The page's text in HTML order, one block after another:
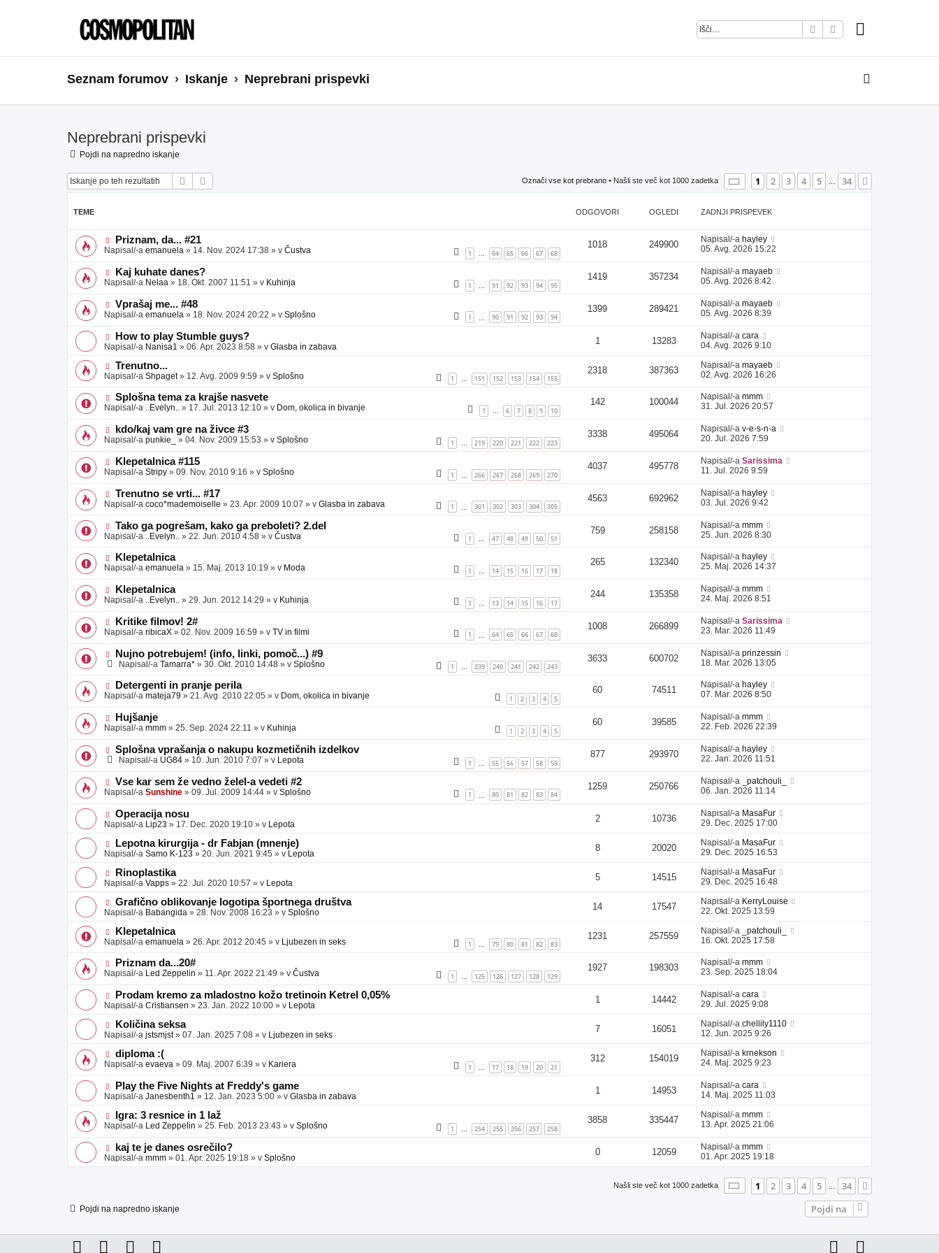
IskanjeNapredno iskanje
Seznam forumov Iskanje Neprebrani prispevki
Neprebrani prispevki
Pojdi na napredno iskanje
Iskanje Označi vse kot prebrano • Našli ste več kot 1000 zadetka Stran 1od34
1 2 3 4 5 34
TEME ODGOVORI OGLEDI ZADNJI PRISPEVEK
N
o
e
o
b
j
a
v
e
Priznam, da... #21
Napisal/-a emanuela » 14. Nov. 2024 17:38 » v Čustva 1 64 65 66 67 68
1018 249900 Napisal/-a hayley
05. Avg. 2026 15:22
N
o
e
b
j
a
v
e
Kaj kuhate danes?
Napisal/-a Nelaa » 18. Okt. 2007 11:51 » v Kuhinja 1 91 92 93 94 95
1419 357234 Napisal/-a mayaeb
05. Avg. 2026 8:42
N
o
v
e
o
b
v
e
Vprašaj me... #48
Napisal/-a emanuela » 18. Nov. 2024 20:22 » v Splošno 1 90 91 92 93 94
1399 289421 Napisal/-a mayaeb
05. Avg. 2026 8:39
N
o
v
e
o
b
a
v
e
How to play Stumble guys?
Napisal/-a Nanisa1 » 06. Apr. 2023 8:58 » v Glasba in zabava
1 13283 Napisal/-a cara
04. Avg. 2026 9:10
N
o
v
e
o
b
j
a
v
e
Trenutno...
Napisal/-a Shpaget» 12. Avg. 2009 9:59 » v Splošno 1 … 151 152 153 154 155
2318 387363 Napisal/-a mayaeb
02. Avg. 2026 16:26
N
o
e
o
b
j
a
v
e
Splošna tema za krajše nasvete
Napisal/-a ..Evelyn.. » 17. Jul. 2013 12:10 » v Dom, okolica in bivanje 1 … 6 7 8 9 10
142 100044 Napisal/-a mmm
31. Jul. 2026 20:57
N
o
e
o
b
j
v
e
kdo/kaj vam gre na živce #3
Napisal/-a punkie_ » 04. Nov. 2009 15:53 » v Splošno 1 219 220 221 222 223
3338 495064 Napisal/-a v-e-s-n-a
20. Jul. 2026 7:59
N
o
e
b
j
v
e
Klepetalnica #115
Napisal/-a Stripy » 09. Nov. 2010 9:16 » v Splošno 1 266 267 268 269 270
4037 495778 Napisal/-a Sarissima
11. Jul. 2026 9:59
N
o
v
e
b
j
a
v
e
Trenutno se vrti... #17
Napisal/-a coco*mademoiselle » 23. Apr. 2009 10:07 » v Glasba in zabava 1 301 302 303 304 305
4563 692962 Napisal/-a hayley
03. Jul. 2026 9:42
N
o
v
e
o
b
j
a
v
e
Tako ga pogrešam, kako ga preboleti? 2.del
Napisal/-a ..Evelyn.. » 22. Jun. 2010 4:58 » v Čustva 1 … 47 48 49 50 51
759 258158 Napisal/-a mmm
25. Jun. 2026 8:30
N
o
e
o
b
j
a
v
e
Klepetalnica
Napisal/-a emanuela » 15. Maj. 2013 10:19 » v Moda 1 … 14 15 16 17 18
265 132340 Napisal/-a hayley
25. Maj. 2026 14:37
N
o
e
o
b
j
a
e
Klepetalnica
Napisal/-a ..Evelyn.. » 29. Jun. 2012 14:29 » v Kuhinja 1 13 14 15 16 17
244 135358 Napisal/-a mmm
24. Maj. 2026 8:51
N
o
v
e
o
j
a
v
e
Kritike filmov! 2#
Napisal/-a ribicaX » 02. Nov. 2009 16:59 » v TV in filmi 1 64 65 66 67 68
1008 266899 Napisal/-a Sarissima
23. Mar. 2026 11:49
N
e
o
b
j
a
v
e
Nujno potrebujem! (info, linki, pomoč...) #9
Napisal/-a Tamarra* » 30. Okt. 2010 14:48 » v Splošno 1 … 239 240 241 242 243
3633 600702 Napisal/-a prinzessin
18. Mar. 2026 13:05
N
o
e
o
b
j
a
e
Detergenti in pranje perila
Napisal/-a mateja79 » 21. Avg. 2010 22:05 » v Dom, okolica in bivanje 1 2 3 4 5
60 74511 Napisal/-a hayley
07. Mar. 2026 8:50
N
o
e
o
j
a
v
e
Hujšanje
Napisal/-a mmm » 25. Sep. 2024 22:11 » v Kuhinja 1 2 3 4 5
60 39585 Napisal/-a mmm
22. Feb. 2026 22:39
N
e
b
j
a
v
e
Splošna vprašanja o nakupu kozmetičnih izdelkov
Napisal/-a UG84 » 10. Jun. 2010 7:07 » v Lepota 1 55 56 57 58 59
877 293970 Napisal/-a hayley
22. Jan. 2026 11:51
N
o
v
e
o
b
a
v
e
Vse kar sem že vedno želel-a vedeti #2
Napisal/-a Sunshine » 09. Jul. 2009 14:44 » v Splošno 1 80 81 82 83 84
1259 250766 Napisal/-a
_patchouli_
06. Jan. 2026 11:14
N
o
v
e
o
b
a
v
e
Operacija nosu
Napisal/-a Lip23 » 17. Dec. 2020 19:10 » v Lepota
2 10736 Napisal/-a MasaFur
29. Dec. 2025 17:00
N
o
v
e
o
b
a
v
e
Lepotna kirurgija - dr Fabjan (mnenje)
Napisal/-a Samo K-123 » 20. Jun. 2021 9:45 » v Lepota
8 20020 Napisal/-a MasaFur
29. Dec. 2025 16:53
N
o
v
e
o
b
a
v
e
Rinoplastika
Napisal/-a Vapps » 22. Jul. 2020 10:57 » v Lepota
5 14515 Napisal/-a MasaFur
29. Dec. 2025 16:48
N
o
v
e
o
b
a
v
e
Grafično oblikovanje logotipa športnega društva
Napisal/-a Babangida » 28. Nov. 2008 16:23 » v Splošno
14 17547 Napisal/-a KerryLouise
22. Okt. 2025 13:59
N
o
v
e
o
b
j
a
v
e
Klepetalnica
Napisal/-a emanuela » 26. Apr. 2012 20:45 » v Ljubezen in seks 1 … 79 80 81 82 83
1231 257559 Napisal/-a
_patchouli_
16. Okt. 2025 17:58
N
o
e
o
b
a
v
e
Priznam da...20#
Napisal/-a Led Zeppelin » 11. Apr. 2022 21:49 » v Čustva 1 … 125 126 127 128 129
1927 198303 Napisal/-a mmm
23. Sep. 2025 18:04
N
o
v
e
o
b
a
e
Prodam kremo za mladostno kožo tretinoin Ketrel 0,05%
Napisal/-a Cristiansen » 23. Jan. 2022 10:00 » v Lepota
1 14442 Napisal/-a cara
29. Jul. 2025 9:08
N
o
v
e
o
a
v
e
Količina seksa
Napisal/-a jstsmjst» 07. Jan. 2025 7:08 » v Ljubezen in seks
7 16051 Napisal/-a chellily1110
12. Jun. 2025 9:26
N
o
e
o
b
a
v
e
diploma :(
Napisal/-a evaeva » 09. Maj. 2007 6:39 » v Kariera 1 … 17 18 19 20 21
312 154019 Napisal/-a krnekson
24. Maj. 2025 9:23
N
o
v
e
o
a
v
Play the Five Nights at Freddy's game
Napisal/-a Janesbenth1 » 12. Jan. 2023 5:00 » v Glasba in zabava
1 14953 Napisal/-a cara
14. Maj. 2025 11:03
N
o
e
o
b
Igra: 3 resnice in 1 laž
Napisal/-a Led Zeppelin » 25. Feb. 2013 23:43 » v Splošno 1 254 255 256 257 258
3858 335447 Napisal/-a mmm
13. Apr. 2025 21:06
N
o
v
j
a
e
kaj te je danes osrečilo?
Napisal/-a mmm » 01. Apr. 2025 19:18 » v Splošno
0 12059 Napisal/-a mmm
01. Apr. 2025 19:18
Našli ste več kot 1000 zadetka Stran 1od34
1 2 3 4 5 34
Pojdi na napredno iskanje Pojdi na